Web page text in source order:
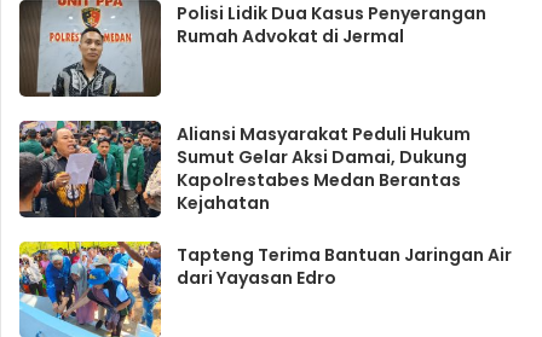
Polisi Lidik Dua Kasus Penyerangan
Rumah Advokat di Jermal
Aliansi Masyarakat Peduli Hukum
Sumut Gelar Aksi Damai, Dukung
Kapolrestabes Medan Berantas
Kejahatan
Tapteng Terima Bantuan Jaringan Air
dari Yayasan Edro